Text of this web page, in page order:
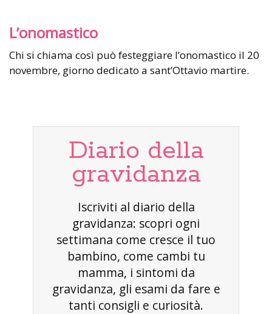
L’onomastico
Chi si chiama così può festeggiare l’onomastico il 20
novembre, giorno dedicato a sant’Ottavio martire.
Diario della
gravidanza
Iscriviti al diario della
gravidanza: scopri ogni
settimana come cresce il tuo
bambino, come cambi tu
mamma, i sintomi da
gravidanza, gli esami da fare e
tanti consigli e curiosità.